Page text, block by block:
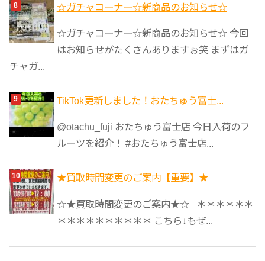
☆ガチャコーナー☆新商品のお知らせ☆
☆ガチャコーナー☆新商品のお知らせ☆ 今回
はお知らせがたくさんありますぉ笑 まずはガ
チャガ...
TikTok更新しました！おたちゅう富士...
@otachu_fuji おたちゅう富士店 今日入荷のフ
ルーツを紹介！ #おたちゅう富士店...
★買取時間変更のご案内【重要】★
☆★買取時間変更のご案内★☆ ＊＊＊＊＊＊
＊＊＊＊＊＊＊＊＊＊ こちら↓もぜ...